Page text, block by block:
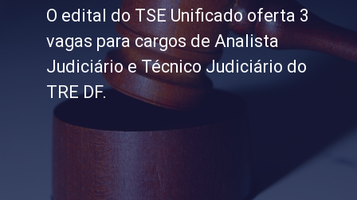
O edital do TSE Unificado oferta 3
vagas para cargos de Analista
Judiciário e Técnico Judiciário do
TRE DF.